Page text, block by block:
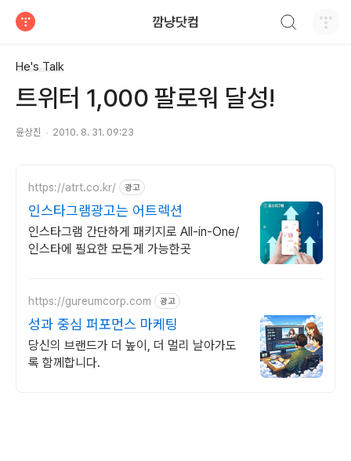
깜냥닷컴
He's Talk
트위터 1,000 팔로워 달성!
윤상진 2010. 8. 31. 09:23
https://atrt.co.kr/ 광고
인스타그램광고는 어트렉션
인스타그램 간단하게 패키지로 All-in-One/
인스타에 필요한 모든게 가능한곳
https://gureumcorp.com 광고
성과 중심 퍼포먼스 마케팅
당신의 브랜드가 더 높이, 더 멀리 날아가도
록 함께합니다.